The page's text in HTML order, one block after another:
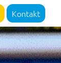
Kontakt